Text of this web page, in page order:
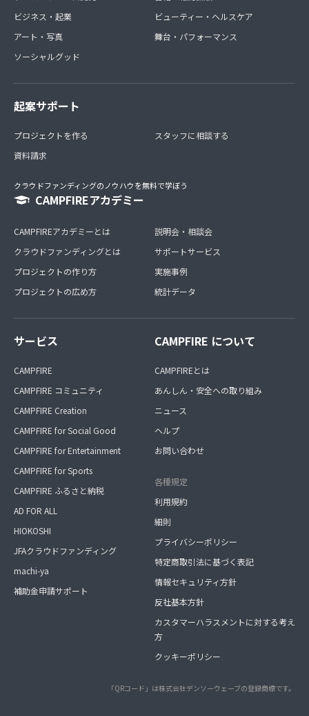
ビジネス・起業
アート・写真
ソーシャルグッド
ビューティー・ヘルスケア
舞台・パフォーマンス
起案サポート
プロジェクトを作る
資料請求
スタッフに相談する
クラウドファンディングのノウハウを無料で学ぼう
CAMPFIREアカデミー
CAMPFIREアカデミーとは
クラウドファンディングとは
プロジェクトの作り方
プロジェクトの広め方
説明会・相談会
サポートサービス
実施事例
統計データ
サービス
CAMPFIRE
CAMPFIRE コミュニティ
CAMPFIRE Creation
CAMPFIRE for Social Good
CAMPFIRE for Entertainment
CAMPFIRE for Sports
CAMPFIRE ふるさと納税
AD FOR ALL
HIOKOSHI
JFAクラウドファンディング
machi-ya
補助金申請サポート
CAMPFIRE について
CAMPFIREとは
あんしん・安全への取り組み
ニュース
ヘルプ
お問い合わせ
各種規定
利用規約
細則
プライバシーポリシー
特定商取引法に基づく表記
情報セキュリティ方針
反社基本方針
カスタマーハラスメントに対する考え
方
クッキーポリシー
「QRコード」は株式会社デンソーウェーブの登録商標です。